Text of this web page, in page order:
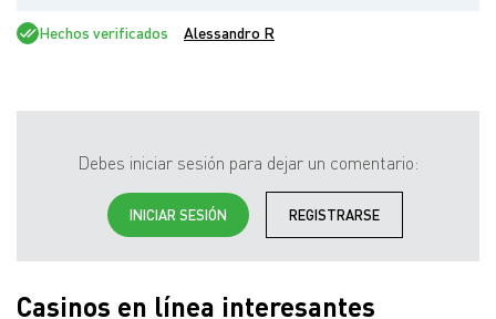
Hechos verificados Alessandro R
Debes iniciar sesión para dejar un comentario:
INICIAR SESIÓN REGISTRARSE
Casinos en línea interesantes